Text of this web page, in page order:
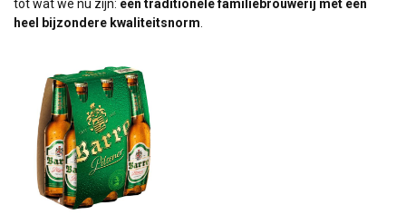
tot wat we nu zijn: een traditionele familiebrouwerij met een
heel bijzondere kwaliteitsnorm.